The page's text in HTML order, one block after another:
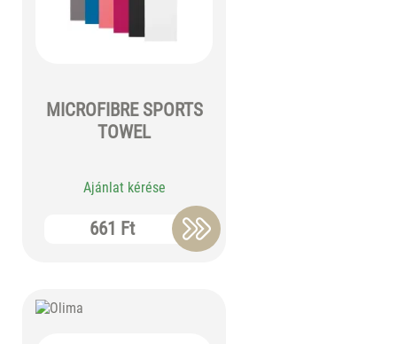
MICROFIBRE SPORTS
TOWEL
Ajánlat kérése
661 Ft